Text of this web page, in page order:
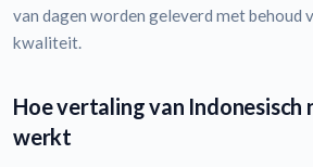
van dagen worden geleverd met behoud
kwaliteit.
Hoe vertaling van Indonesisch
werkt